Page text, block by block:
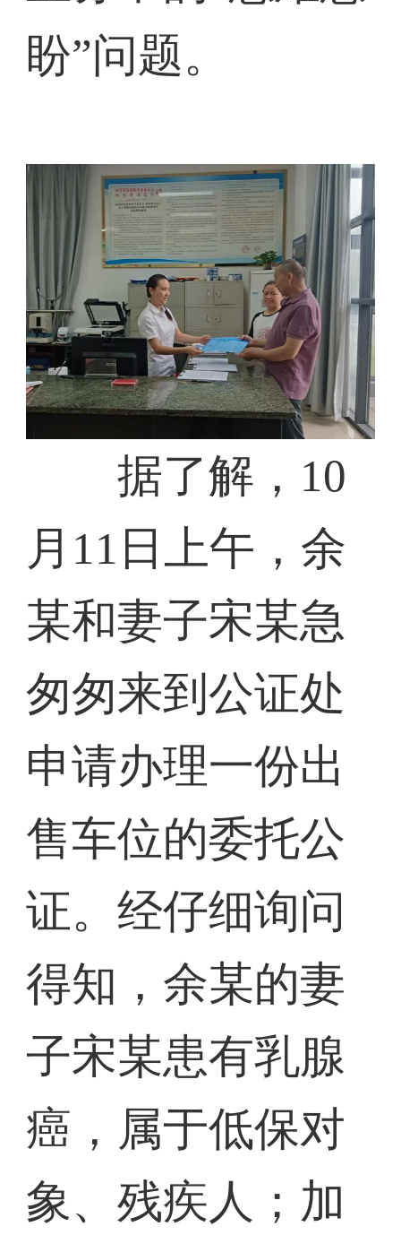
盼”问题。
据了解，10
月11日上午，余
某和妻子宋某急
匆匆来到公证处
申请办理一份出
售车位的委托公
证。经仔细询问
得知，余某的妻
子宋某患有乳腺
癌，属于低保对
象、残疾人；加